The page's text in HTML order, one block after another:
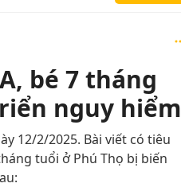
bé 7 tháng
nguy hiểm
12/2/2025. Bài viết có tiêu
tuổi ở Phú Thọ bị biến